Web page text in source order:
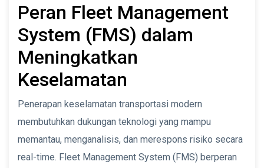
Peran Fleet Management
System (FMS) dalam
Meningkatkan
Keselamatan
Penerapan keselamatan transportasi modern
membutuhkan dukungan teknologi yang mampu
memantau, menganalisis, dan merespons risiko secara
real-time. Fleet Management System (FMS) berperan